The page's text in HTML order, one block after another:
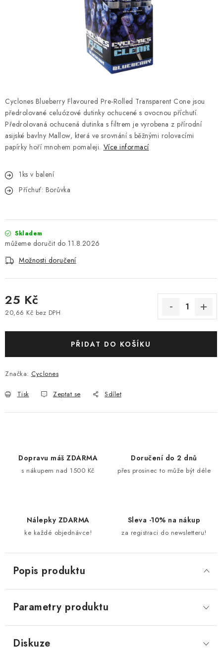
Hodnocení obchodu
Doprava & Platba
Cyclones Blueberry Flavoured Pre-Rolled Transparent Cone jsou
předrolované celuózové dutinky ochucené s ovocnou příchutí.
Předrolovaná ochucená dutinka s filtrem je vyrobena z přírodní
asijské bavlny Mallow, která ve srovnání s běžnými rolovacími
papírky hoří mnohem pomaleji. Více informací
1ks v balení
Příchuť: Borůvka
Skladem
11.8.2026
Možnosti doručení
25 Kč
20,66 Kč bez DPH
PŘIDAT DO KOŠÍKU
Značka: Cyclones
Tisk Zeptat se Sdílet
Dopravu máš ZDARMA
s nákupem nad 1500 Kč
Doručení do 2 dnů
přes prosinec to může být déle
Nálepky ZDARMA
ke každé objednávce!
Sleva -10% na nákup
za registraci do newsletteru!
Popis produktu
Parametry produktu
Diskuze